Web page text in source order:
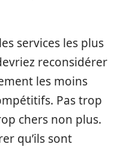
services les plus
reconsidérer
les moins
Pas trop
chers non plus.
qu’ils sont